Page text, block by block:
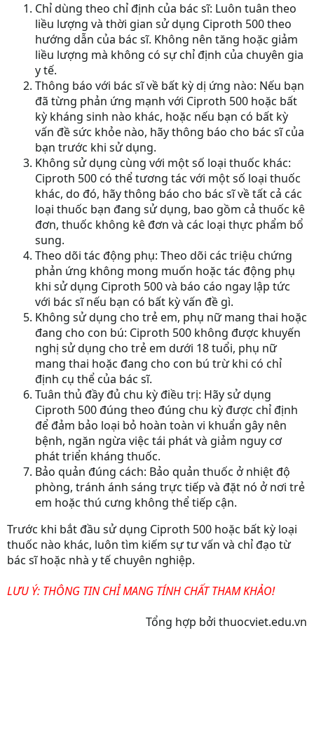
Chỉ dùng theo chỉ định của bác sĩ: Luôn tuân theo
liều lượng và thời gian sử dụng Ciproth 500 theo
hướng dẫn của bác sĩ. Không nên tăng hoặc giảm
liều lượng mà không có sự chỉ định của chuyên gia
y tế.
Thông báo với bác sĩ về bất kỳ dị ứng nào: Nếu bạn
đã từng phản ứng mạnh với Ciproth 500 hoặc bất
kỳ kháng sinh nào khác, hoặc nếu bạn có bất kỳ
vấn đề sức khỏe nào, hãy thông báo cho bác sĩ của
bạn trước khi sử dụng.
Không sử dụng cùng với một số loại thuốc khác:
Ciproth 500 có thể tương tác với một số loại thuốc
khác, do đó, hãy thông báo cho bác sĩ về tất cả các
loại thuốc bạn đang sử dụng, bao gồm cả thuốc kê
đơn, thuốc không kê đơn và các loại thực phẩm bổ
sung.
Theo dõi tác động phụ: Theo dõi các triệu chứng
phản ứng không mong muốn hoặc tác động phụ
khi sử dụng Ciproth 500 và báo cáo ngay lập tức
với bác sĩ nếu bạn có bất kỳ vấn đề gì.
Không sử dụng cho trẻ em, phụ nữ mang thai hoặc
đang cho con bú: Ciproth 500 không được khuyến
nghị sử dụng cho trẻ em dưới 18 tuổi, phụ nữ
mang thai hoặc đang cho con bú trừ khi có chỉ
định cụ thể của bác sĩ.
Tuân thủ đầy đủ chu kỳ điều trị: Hãy sử dụng
Ciproth 500 đúng theo đúng chu kỳ được chỉ định
để đảm bảo loại bỏ hoàn toàn vi khuẩn gây nên
bệnh, ngăn ngừa việc tái phát và giảm nguy cơ
phát triển kháng thuốc.
Bảo quản đúng cách: Bảo quản thuốc ở nhiệt độ
phòng, tránh ánh sáng trực tiếp và đặt nó ở nơi trẻ
em hoặc thú cưng không thể tiếp cận.
Trước khi bắt đầu sử dụng Ciproth 500 hoặc bất kỳ loại
thuốc nào khác, luôn tìm kiếm sự tư vấn và chỉ đạo từ
bác sĩ hoặc nhà y tế chuyên nghiệp.
LƯU Ý: THÔNG TIN CHỈ MANG TÍNH CHẤT THAM KHẢO!
Tổng hợp bởi thuocviet.edu.vn